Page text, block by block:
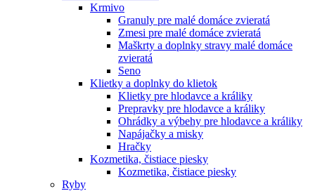
Krmivo
Granuly pre malé domáce zvieratá
Zmesi pre malé domáce zvieratá
Maškrty a doplnky stravy malé domáce
zvieratá
Seno
Klietky a doplnky do klietok
Klietky pre hlodavce a králiky
Prepravky pre hlodavce a králiky
Ohrádky a výbehy pre hlodavce a králiky
Napájačky a misky
Hračky
Kozmetika, čistiace piesky
Kozmetika, čistiace piesky
Ryby